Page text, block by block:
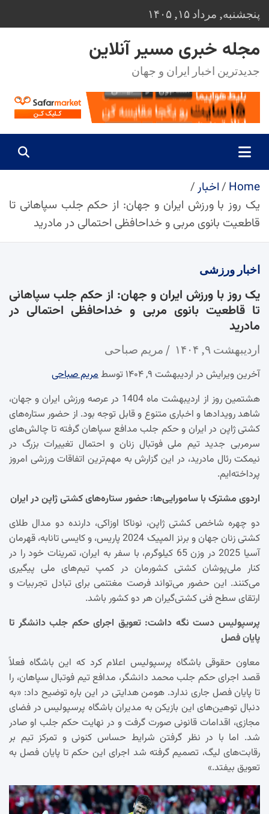
Skip
to
content
پنجشنبه, مرداد ۱۵, ۱۴۰۵
مجله خبری مسیر آنلاین
جدیدترین اخبار ایران و جهان
Home
اخبار
یک روز با ورزش ایران و جهان: از حکم جلب سپاهانی تا
قاطعیت بانوی مربی و خداحافظی احتمالی در مادرید
اخبار ورزشی
یک روز با ورزش ایران و جهان: از حکم جلب سپاهانی
تا قاطعیت بانوی مربی و خداحافظی احتمالی در
مادرید
اردیبهشت ۹, ۱۴۰۴ مریم صباحی
آخرین ویرایش در اردیبهشت ۹, ۱۴۰۴ توسط
مریم صباحی
هشتمین روز از اردیبهشت ماه 1404 در عرصه ورزش ایران و جهان،
شاهد رویدادها و اخباری متنوع و قابل توجه بود. از حضور ستاره‌های
کشتی ژاپن در ایران و حکم جلب مدافع سپاهان گرفته تا چالش‌های
سرمربی جدید تیم ملی فوتبال زنان و احتمال تغییرات بزرگ در
نیمکت رئال مادرید، در این گزارش به مهم‌ترین اتفاقات ورزشی امروز
پرداخته‌ایم.
اردوی مشترک با سامورایی‌ها: حضور ستاره‌های کشتی ژاپن در ایران
دو چهره شاخص کشتی ژاپن، نوناکا اوزاکی، دارنده دو مدال طلای
کشتی زنان جهان و برنز المپیک 2024 پاریس، و کایسی تانابه، قهرمان
آسیا 2025 در وزن 65 کیلوگرم، با سفر به ایران، تمرینات خود را در
کنار ملی‌پوشان کشتی کشورمان در کمپ تیم‌های ملی پیگیری
می‌کنند. این حضور می‌تواند فرصت مغتنمی برای تبادل تجربیات و
ارتقای سطح فنی کشتی‌گیران هر دو کشور باشد.
پرسپولیس دست نگه داشت: تعویق اجرای حکم جلب دانشگر تا
پایان فصل
معاون حقوقی باشگاه پرسپولیس اعلام کرد که این باشگاه فعلاً
قصد اجرای حکم جلب محمد دانشگر، مدافع تیم فوتبال سپاهان، را
تا پایان فصل جاری ندارد. هومن هدایتی در این باره توضیح داد: «به
دنبال توهین‌های این بازیکن به مدیران باشگاه پرسپولیس در فضای
مجازی، اقدامات قانونی صورت گرفت و در نهایت حکم جلب او صادر
شد. اما با در نظر گرفتن شرایط حساس کنونی و تمرکز تیم بر
رقابت‌های لیگ، تصمیم گرفته شد اجرای این حکم تا پایان فصل به
تعویق بیفتد.»